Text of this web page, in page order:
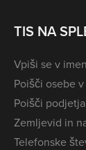
TIS NA
Vpiši se v
Poišči osebe v
Poišči
Zemljevid in
Telefonske